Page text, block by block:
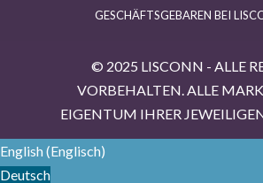
ESCHÄFTSGEBAREN BEI
© 2025 LISCONN - ALLE
VORBEHALTEN. ALLE
EIGENTUM IHRER
English(Englisch)
Deutsch